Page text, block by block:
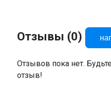
Отзывы (0)
Отзывов пока нет.
отзыв!